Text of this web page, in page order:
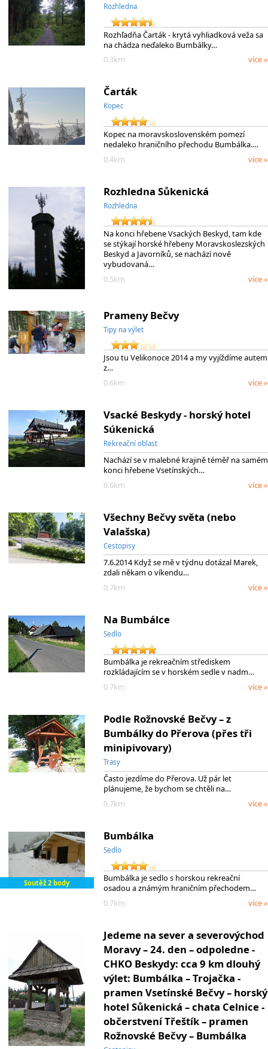
Rozhledna
Rozhľadňa Čarták - krytá vyhliadková veža sa
na chádza neďaleko Bumbálky…
0.3km
více »
Čarták
Kopec
Kopec na moravskoslovenském pomezí
nedaleko hraničního přechodu Bumbálka.…
0.4km
více »
Rozhledna Sůkenická
Rozhledna
Na konci hřebene Vsackých Beskyd, tam kde
se stýkají horské hřebeny Moravskoslezských
Beskyd a Javorníků, se nachází nově
vybudovaná…
0.5km
více »
Prameny Bečvy
Tipy na výlet
Jsou tu Velikonoce 2014 a my vyjíždíme autem
z…
0.6km
více »
Vsacké Beskydy - horský hotel
Súkenická
Rekreační oblast
Nachází se v malebné krajině téměř na samém
konci hřebene Vsetínských…
0.6km
více »
Všechny Bečvy světa (nebo
Valašska)
Cestopisy
7.6.2014 Když se mě v týdnu dotázal Marek,
zdali někam o víkendu…
0.7km
více »
Na Bumbálce
Sedlo
Bumbálka je rekreačním střediskem
rozkládajícím se v horském sedle v nadm…
0.7km
více »
Podle Rožnovské Bečvy – z
Bumbálky do Přerova (přes tři
minipivovary)
Trasy
Často jezdíme do Přerova. Už pár let
plánujeme, že bychom se chtěli na…
0.7km
více »
Soutěž 2 body
Bumbálka
Sedlo
Bumbálka je sedlo s horskou rekreační
osadou a známým hraničním přechodem…
0.7km
více »
Jedeme na sever a severovýchod
Moravy – 24. den – odpoledne -
CHKO Beskydy: cca 9 km dlouhý
výlet: Bumbálka – Trojačka -
pramen Vsetínské Bečvy – horský
hotel Sůkenická – chata Celnice -
občerstvení Třeštík – pramen
Rožnovské Bečvy – Bumbálka